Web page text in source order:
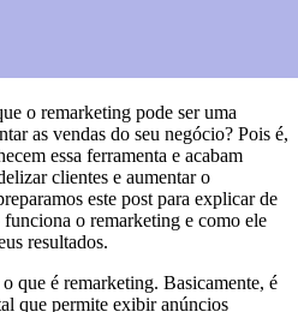
o remarketing pode ser uma
as vendas do seu negócio? Pois é,
essa ferramenta e acabam
clientes e aumentar o
este post para explicar de
o remarketing e como ele
resultados.
que é remarketing. Basicamente, é
que permite exibir anúncios